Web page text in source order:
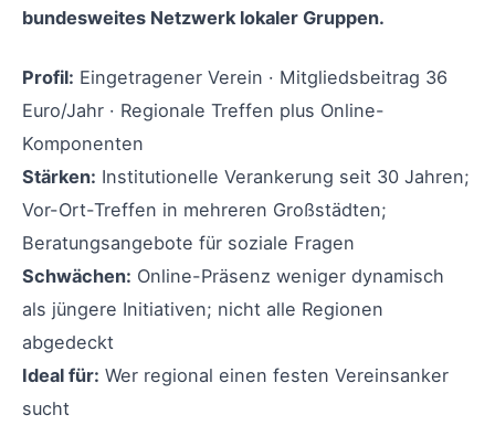
bundesweites Netzwerk lokaler Gruppen.
Profil: Eingetragener Verein · Mitgliedsbeitrag 36
Euro/Jahr · Regionale Treffen plus Online-
Komponenten
Stärken: Institutionelle Verankerung seit 30 Jahren;
Vor-Ort-Treffen in mehreren Großstädten;
Beratungsangebote für soziale Fragen
Schwächen: Online-Präsenz weniger dynamisch
als jüngere Initiativen; nicht alle Regionen
abgedeckt
Ideal für: Wer regional einen festen Vereinsanker
sucht